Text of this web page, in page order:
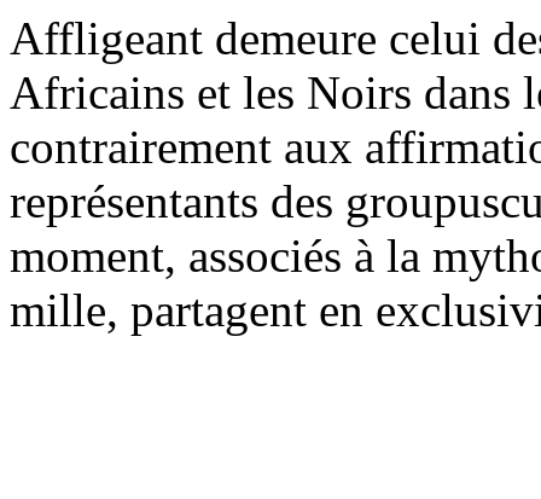
Affligeant demeure celui
Africains et les Noirs dans
contrairement aux
représentants des
moment, associés à la
mille, partagent en